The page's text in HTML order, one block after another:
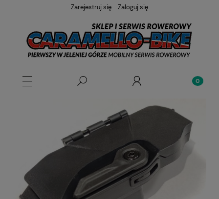
Zarejestruj się Zaloguj się